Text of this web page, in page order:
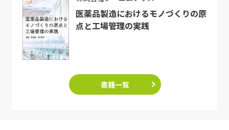
医薬品製造におけるモノづくりの原
点と工場管理の実践
書籍一覧